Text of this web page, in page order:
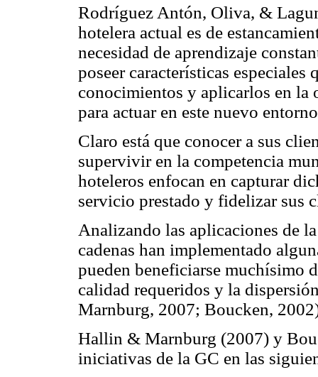
Rodríguez Antón, Oliva, &
hotelera actual es de
necesidad de aprendizaje
poseer características
conocimientos y aplicarlos en la
para actuar en este nuevo
Claro está que conocer a sus
supervivir en la competencia
hoteleros enfocan en capturar
servicio prestado y fidelizar sus
Analizando las aplicaciones de
cadenas han implementado
pueden beneficiarse muchísimo
calidad requeridos y la
Marnburg, 2007; Boucken,
Hallin & Marnburg (2007) y
iniciativas de la GC en las